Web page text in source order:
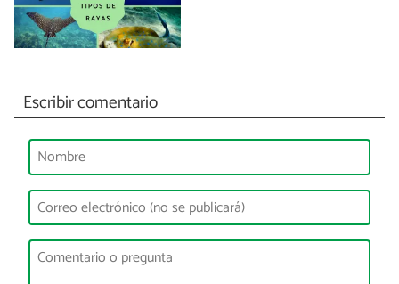
Escribir comentario